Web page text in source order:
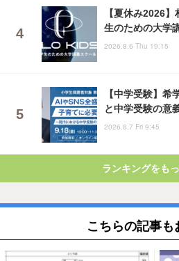
【夏休み2026
生のための大学
2026.8.6 Thu 19:15
【中学受験】希
と中学受験の意
2026.8.7 Fri 9:45
ランキングをも
こちらの記事も